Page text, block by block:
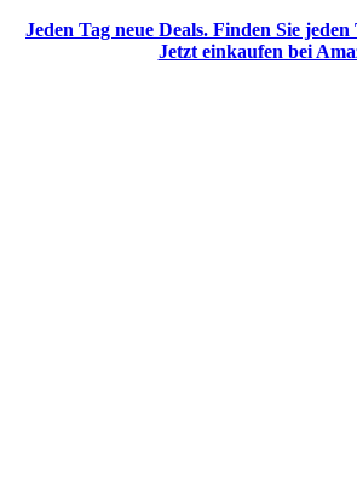
Jeden Tag neue Deals. Finden Sie jeden
Jetzt einkaufen bei